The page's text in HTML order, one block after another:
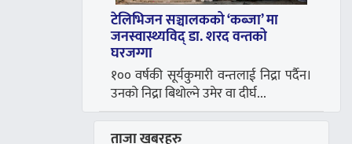
टेलिभिजन सञ्चालकको ‘कब्जा’ मा
जनस्वास्थ्यविद् डा. शरद वन्तको
घरजग्गा
१०० वर्षकी सूर्यकुमारी वन्तलाई निद्रा पर्दैन।
उनको निद्रा बिथोल्ने उमेर वा दीर्घ...